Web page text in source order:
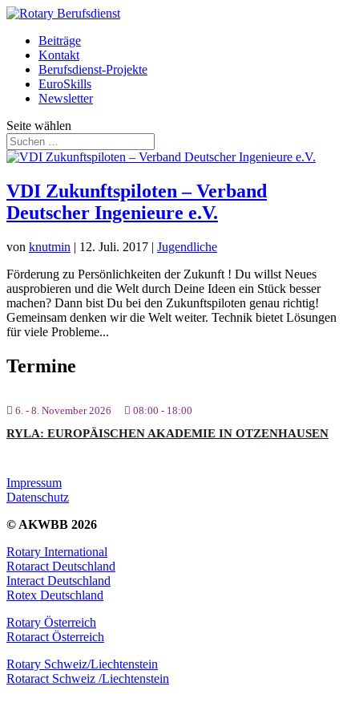
Beiträge
Kontakt
Berufsdienst-Projekte
EuroSkills
Newsletter
Seite wählen
VDI Zukunftspiloten – Verband
Deutscher Ingenieure e.V.
von knutmin | 12. Juli. 2017 | Jugendliche
Förderung zu Persönlichkeiten der Zukunft ! Du willst Neues
ausprobieren und die Welt durch Deine Ideen ein Stück besser
machen? Dann bist Du bei den Zukunftspiloten genau richtig!
Gemeinsam denken wir die Welt weiter. Technik bietet Lösungen
für viele Probleme...
Termine
6. - 8. November 2026 08:00 - 18:00
RYLA: EUROPÄISCHEN AKADEMIE IN OTZENHAUSEN
Impressum
Datenschutz
© AKWBB 2026
Rotary International
Rotaract Deutschland
Interact Deutschland
Rotex Deutschland
Rotary Österreich
Rotaract Österreich
Rotary Schweiz/Liechtenstein
Rotaract Schweiz /Liechtenstein